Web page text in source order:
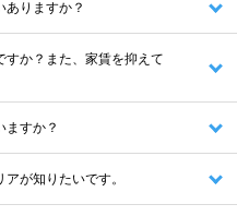
ありますか？
すか？また、家賃を抑えて
ますか？
が知りたいです。